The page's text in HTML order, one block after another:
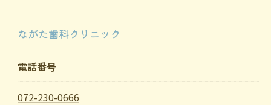
ながた歯科クリニック
電話番号
072-230-0666